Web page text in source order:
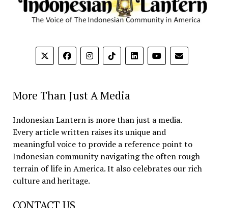
More Than Just A Media
Indonesian Lantern is more than just a media.
Every article written raises its unique and
meaningful voice to provide a reference point to
Indonesian community navigating the often rough
terrain of life in America. It also celebrates our rich
culture and heritage.
CONTACT US